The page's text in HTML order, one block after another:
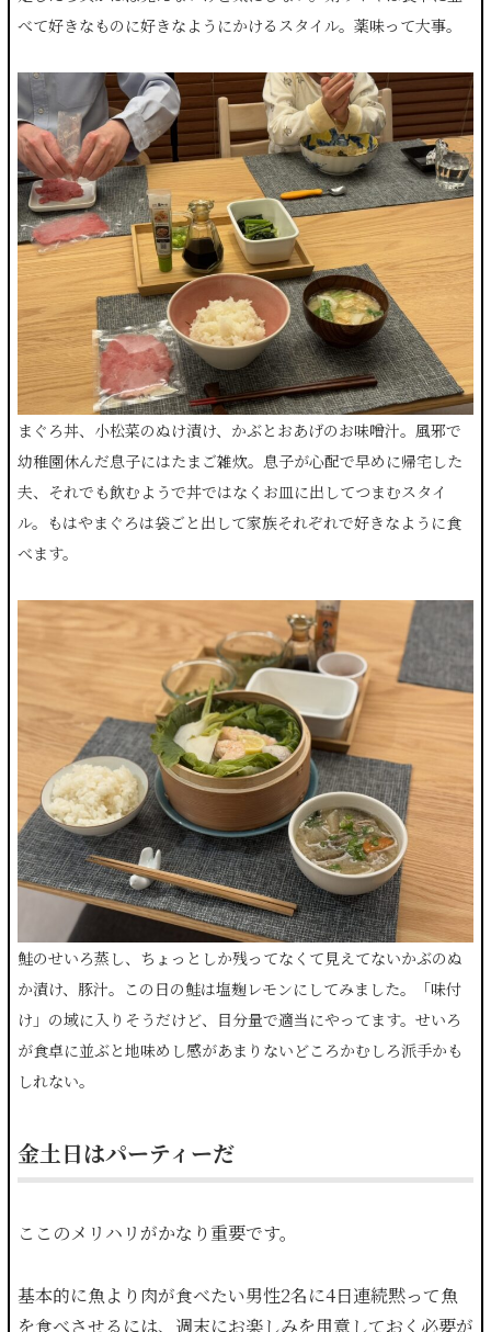
べて好きなものに好きなようにかけるスタイル。薬味って大事。
まぐろ丼、小松菜のぬけ漬け、かぶとおあげのお味噌汁。風邪で
幼稚園休んだ息子にはたまご雑炊。息子が心配で早めに帰宅した
夫、それでも飲むようで丼ではなくお皿に出してつまむスタイ
ル。もはやまぐろは袋ごと出して家族それぞれで好きなように食
べます。
鮭のせいろ蒸し、ちょっとしか残ってなくて見えてないかぶのぬ
か漬け、豚汁。この日の鮭は塩麹レモンにしてみました。「味付
け」の域に入りそうだけど、目分量で適当にやってます。せいろ
が食卓に並ぶと地味めし感があまりないどころかむしろ派手かも
しれない。
金土日はパーティーだ
ここのメリハリがかなり重要です。
基本的に魚より肉が食べたい男性2名に4日連続黙って魚
を食べさせるには、週末にお楽しみを用意しておく必要が